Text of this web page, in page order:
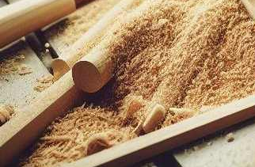
Gyertyán hasítás!!!